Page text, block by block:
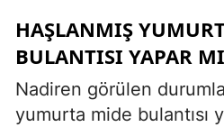
HAŞLANMIŞ
BULANTISI YAPAR
Nadiren görülen
yumurta mide bulantısı